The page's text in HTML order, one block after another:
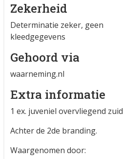
Zekerheid
Determinatie zeker, geen
kleedgegevens
Gehoord via
waarneming.nl
Extra informatie
1 ex. juveniel overvliegend zuid
Achter de 2de branding.
Waargenomen door: